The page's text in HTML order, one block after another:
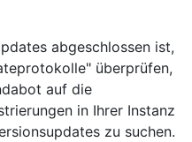
abgeschlossen ist,
überprüfen,
auf die
in Ihrer Instanz
zu suchen.